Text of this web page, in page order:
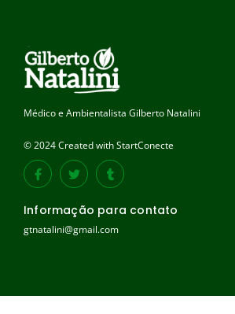
Médico e Ambientalista Gilberto Natalini
© 2024 Created with StartConecte
Informação para contato
gtnatalini@gmail.com